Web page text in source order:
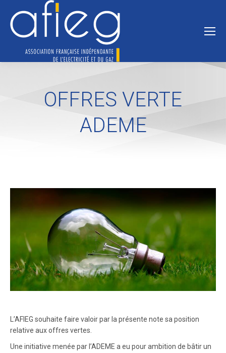
OFFRES VERTE
ADEME
L’AFIEG souhaite faire valoir par la présente note sa position
relative aux offres vertes.
Une initiative menée par l’ADEME a eu pour ambition de bâtir un